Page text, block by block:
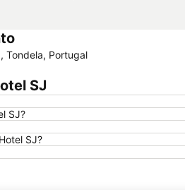
Tondela, Portugal
SJ
SJ?
SJ?